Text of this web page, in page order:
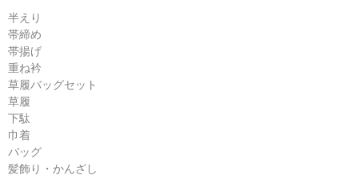
半えり
帯締め
帯揚げ
重ね衿
草履バッグセット
草履
下駄
巾着
バッグ
髪飾り・かんざし